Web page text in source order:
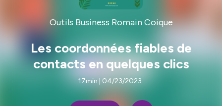
Outils Business Romain Coique
Les coordonnées fiables de
contacts en quelques clics
17min | 04/23/2023